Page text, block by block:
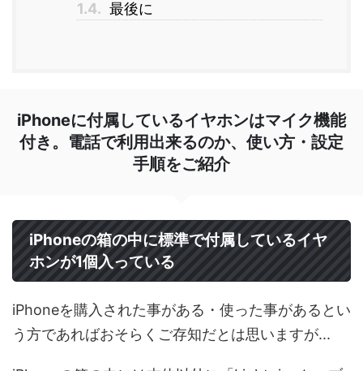
1.4. 最後に
iPhoneに付属しているイヤホンはマイク機能
付き。電話で利用出来るのか、使い方・設定
手順をご紹介
iPhoneの箱の中に標準で付属しているイヤ
ホンが1個入っている
iPhoneを購入された事がある・使った事があるとい
う方であればおそらくご存知だとは思いますが...